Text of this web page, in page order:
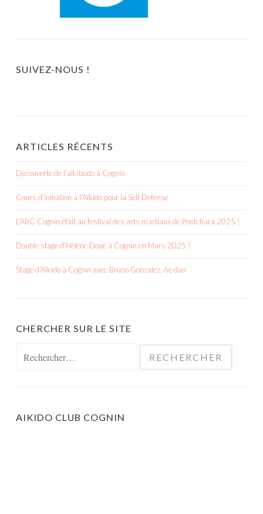
SUIVEZ-NOUS !
ARTICLES RÉCENTS
Découverte de l’aïkibudo à Cognin
Cours d’initiation à l’Aïkido pour la Self Defense
L’ABC Cognin était au festival des arts martiaux de Pontchara 2025 !
Double stage d’Hélène Doué à Cognin en Mars 2025 !
Stage d’Aïkido à Cognin avec Bruno Gonzalez, 6e dan
CHERCHER SUR LE SITE
AIKIDO CLUB COGNIN